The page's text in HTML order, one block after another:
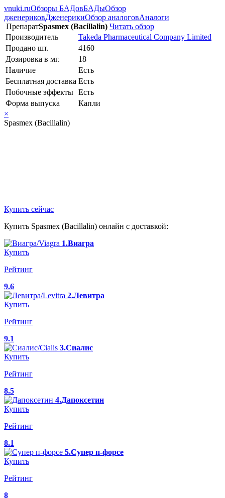
vnuki.ruОбзоры БАДовБАДыОбзор
дженериковДженерикиОбзор аналоговАналоги
ПрепаратSpasmex (Bacillalin) Читать обзор
Производитель
Takeda Pharmaceutical Company Limited
Продано шт.
4160
Дозировка в мг.
18
Наличие
Есть
Бесплатная доставка Есть
Побочные эффекты Есть
Форма выпуска
Капли
×
Spasmex (Bacillalin)
Купить сейчас
Купить Spasmex (Bacillalin) онлайн с доставкой:
1.Виагра
Купить
Рейтинг
9.6
2.Левитра
Купить
Рейтинг
9.1
3.Сиалис
Купить
Рейтинг
8.5
4.Дапоксетин
Купить
Рейтинг
8.1
5.Супер п-форсе
Купить
Рейтинг
8